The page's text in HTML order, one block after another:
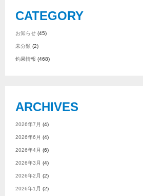
CATEGORY
お知らせ (45)
未分類 (2)
釣果情報 (468)
ARCHIVES
2026年7月 (4)
2026年6月 (4)
2026年4月 (6)
2026年3月 (4)
2026年2月 (2)
2026年1月 (2)